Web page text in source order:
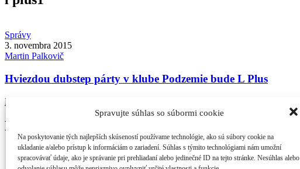
Spravujte súhlas so súbormi cookie
Na poskytovanie tých najlepších skúseností používame technológie, ako sú súbory cookie na
ukladanie a/alebo prístup k informáciám o zariadení. Súhlas s týmito technológiami nám umožní
spracovávať údaje, ako je správanie pri prehliadaní alebo jedinečné ID na tejto stránke. Nesúhlas alebo
Správy
3. novembra 2015
Martin Palkovič
Hviezdou dubstep párty v klube Podzemie bude L Plus
Bassblast crew a B&R predstavujú prvú zo série párty Bassblast Drum ...
Najčítanejšie
21. ročník MFF Cinematik otvorí svetová premi...
Cinematik uvedie špičkové dánske filmy a priv...